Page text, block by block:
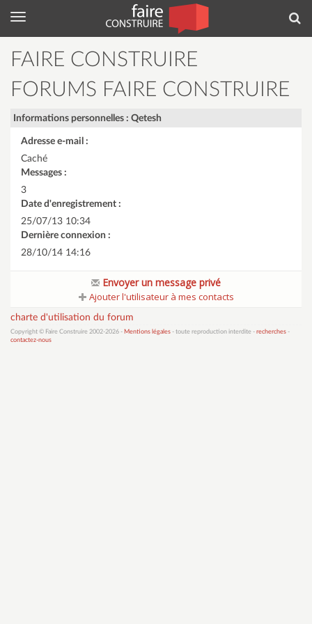
Menu
FAIRE CONSTRUIRE
FORUMS FAIRE CONSTRUIRE
Informations personnelles : Qetesh
Adresse e-mail :
Caché
Messages :
3
Date d'enregistrement :
25/07/13 10:34
Dernière connexion :
28/10/14 14:16
Envoyer un message privé
Ajouter l'utilisateur à mes contacts
charte d'utilisation du forum
Copyright © Faire Construire 2002-2026 - Mentions légales - toute reproduction interdite - recherches -
contactez-nous